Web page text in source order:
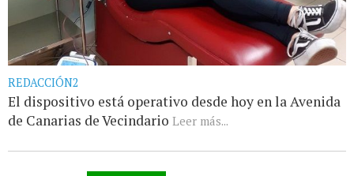
REDACCIÓN2
El dispositivo está operativo desde hoy en la Avenida
de Canarias de Vecindario Leer más...